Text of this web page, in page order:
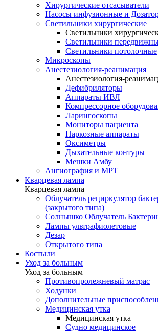
Хирургические отсасыватели
Насосы инфузионные и
Светильники хирургические
Светильники
Светильники
Светильники потолочные
Микроскопы
Анестезиология-реанимация
Анестезиология-
Дефибриляторы
Аппараты ИВЛ
Компрессорное
Ларингоскопы
Мониторы пациента
Наркозные аппараты
Оксиметры
Дыхательные контуры
Мешки Амбу
Ангиография и МРТ
Кварцевая лампа
Кварцевая лампа
Облучатель рециркулятор
(закрытого типа)
Солнышко Облучатель
Лампы ультрафиолетовые
Дезар
Открытого типа
Костыли
Уход за больным
Уход за больным
Противопролежневый матрас
Ходунки
Дополнительные
Медицинская утка
Медицинская утка
Судно медицинское